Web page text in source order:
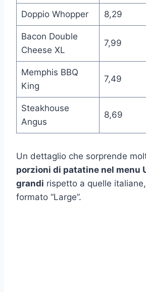
Doppio Whopper 8,29
Bacon Double
Cheese XL
7,99
Memphis BBQ
King
7,49
Steakhouse
Angus
8,69
Un dettaglio che sorprende
porzioni di patatine nel menu
grandi rispetto a quelle
formato “Large”.